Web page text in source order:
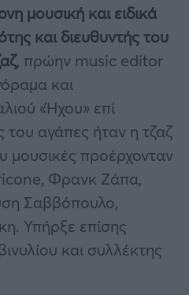
μουσική και ειδικά
και διευθυντής του
, πρώην music editor
και
«Ήχου» επί
αγάπες ήταν η τζαζ
μουσικές προέρχονταν
Φρανκ Ζάπα,
Σαββόπουλο,
Υπήρξε επίσης
και συλλέκτης